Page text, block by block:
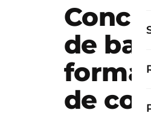
de
forma
de